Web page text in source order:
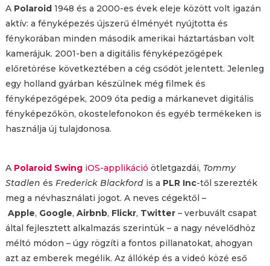
A Polaroid1948 és a 2000-es évek eleje között volt igazán
aktív: a fényképezés újszerű élményét nyújtotta és
fénykorában minden második amerikai háztartásban volt
kamerájuk. 2001-ben a digitális fényképezőgépek
előretörése következtében a cég csődöt jelentett. Jelenleg
egy holland gyárban készülnek még filmek és
fényképezőgépek, 2009 óta pedig a márkanevet digitális
fényképezőkön, okostelefonokon és egyéb termékeken is
használja új tulajdonosa.
A Polaroid Swing iOS-applikáció ötletgazdái, Tommy
Stadlen és Frederick Blackfordis a PLR Inc-től szerezték
meg a névhasználati jogot. A neves cégektől –
Apple, Google, Airbnb, Flickr, Twitter– verbuvált csapat
által fejlesztett alkalmazás szerintük – a nagy névelődhöz
méltó módon – úgy rögzíti a fontos pillanatokat, ahogyan
azt az emberek megélik. Az állókép és a videó közé eső